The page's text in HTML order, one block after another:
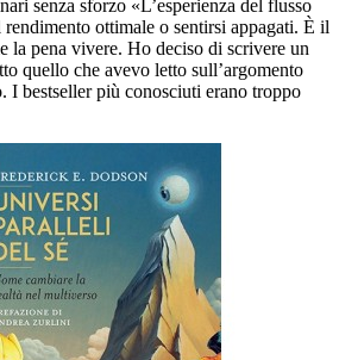
senza sforzo «L’esperienza del flusso
ottimale o sentirsi appagati. È il
la pena vivere. Ho deciso di scrivere un
quello che avevo letto sull’argomento
I bestseller più conosciuti erano troppo